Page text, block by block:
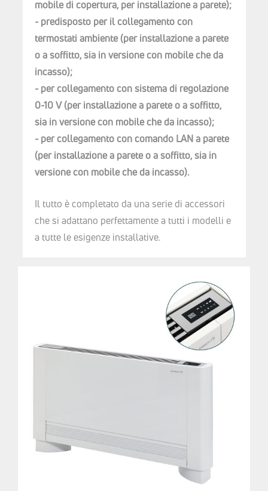
mobile di copertura, per installazione a parete);
- predisposto per il collegamento con
termostati ambiente (per installazione a parete
o a soffitto, sia in versione con mobile che da
incasso);
- per collegamento con sistema di regolazione
0-10 V (per installazione a parete o a soffitto,
sia in versione con mobile che da incasso);
- per collegamento con comando LAN a parete
(per installazione a parete o a soffitto, sia in
versione con mobile che da incasso).
Il tutto è completato da una serie di accessori
che si adattano perfettamente a tutti i modelli e
a tutte le esigenze installative.